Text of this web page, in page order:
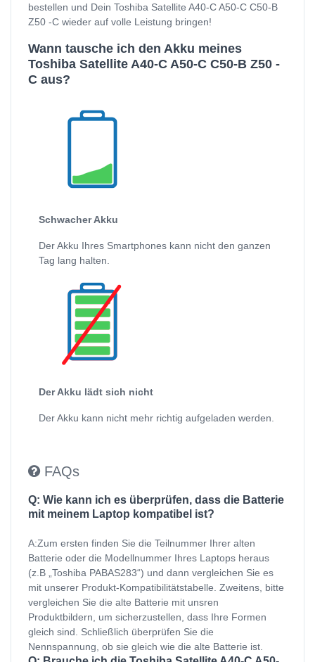
bestellen und Dein Toshiba Satellite A40-C A50-C C50-B
Z50 -C wieder auf volle Leistung bringen!
Wann tausche ich den Akku meines
Toshiba Satellite A40-C A50-C C50-B Z50 -
C aus?
Schwacher Akku
Der Akku Ihres Smartphones kann nicht den ganzen
Tag lang halten.
Der Akku lädt sich nicht
Der Akku kann nicht mehr richtig aufgeladen werden.
FAQs
Q: Wie kann ich es überprüfen, dass die Batterie
mit meinem Laptop kompatibel ist?
A:Zum ersten finden Sie die Teilnummer Ihrer alten
Batterie oder die Modellnummer Ihres Laptops heraus
(z.B „Toshiba PABAS283“) und dann vergleichen Sie es
mit unserer Produkt-Kompatibilitätstabelle. Zweitens, bitte
vergleichen Sie die alte Batterie mit unsren
Produktbildern, um sicherzustellen, dass Ihre Formen
gleich sind. Schließlich überprüfen Sie die
Nennspannung, ob sie gleich wie die alte Batterie ist.